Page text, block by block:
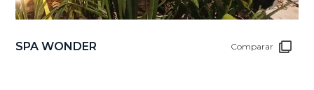
SPA WONDER Comparar